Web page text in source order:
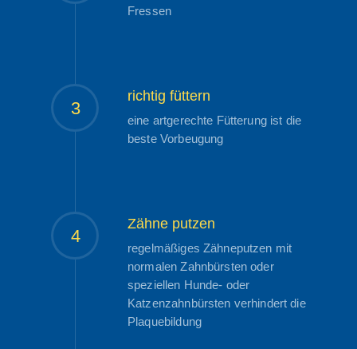
Fressen
3
richtig füttern
eine artgerechte Fütterung ist die
beste Vorbeugung
4
Zähne putzen
regelmäßiges Zähneputzen mit
normalen Zahnbürsten oder
speziellen Hunde- oder
Katzenzahnbürsten verhindert die
Plaquebildung